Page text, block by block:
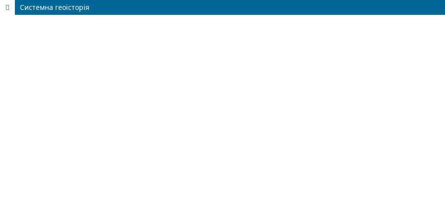
Системна геоісторія